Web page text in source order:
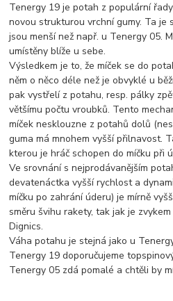
Tenergy 19 je potah z populární
novou strukturou vrchní gumy. Ta je
jsou menší než např. u Tenergy 05.
umístěny blíže u sebe.
Výsledkem je to, že míček se do
něm o něco déle než je obvyklé u
pak vystřelí z potahu, resp. pálky
většímu počtu vroubků. Tento
míček nesklouzne z potahů dolů
guma má mnohem vyšší přilnavost.
kterou je hráč schopen do míčku při
Ve srovnání s nejprodávanějším
devatenáctka vyšší rychlost a
míčku po zahrání úderu) je mírně
směru švihu rakety, tak jak je
Dignics.
Váha potahu je stejná jako u
Tenergy 19 doporučujeme
Tenergy 05 zdá pomalé a chtěli by